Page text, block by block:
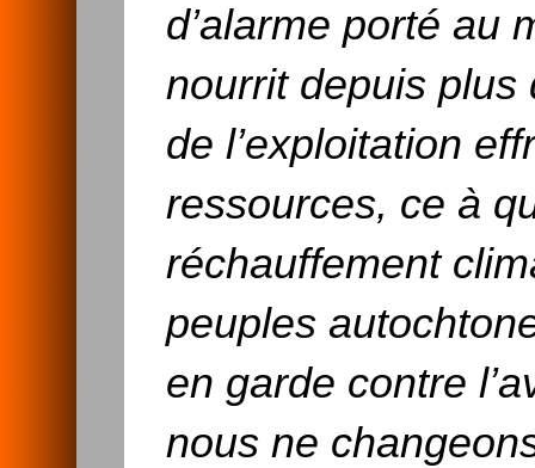
d’alarme porté au
nourrit depuis plus
de l’exploitation
ressources, ce à
réchauffement
peuples
en garde contre
nous ne